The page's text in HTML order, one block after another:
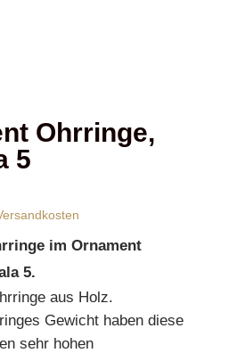
Ohrringe,
5
im Ornament
5.
aus Holz.
Gewicht haben diese
sehr hohen